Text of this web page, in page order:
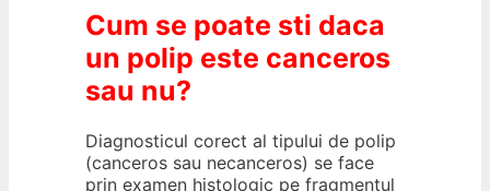
Cum se poate sti daca
un polip este canceros
sau nu?
Diagnosticul corect al tipului de polip
(canceros sau necanceros) se face
prin examen histologic pe fragmentul